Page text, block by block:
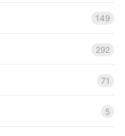
149
292
71
5